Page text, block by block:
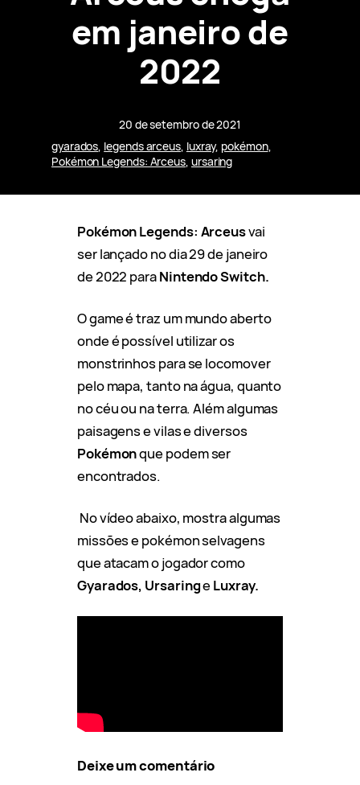
em janeiro de
2022
20 de setembro de 2021
gyarados, legends arceus, luxray, pokémon
Pokémon Legends: Arceus, ursaring
Pokémon Legends: Arceusvai
ser lançado no dia 29 de janeiro
de 2022 paraNintendo Switch.
O game é traz um mundo aberto
onde é possível utilizar os
monstrinhos para se locomover
pelo mapa, tanto na água, quanto
no céu ou na terra. Além algumas
paisagens e vilas e diversos
Pokémonque podem ser
encontrados.
No vídeo abaixo, mostra algumas
missões e pokémon selvagens
que atacam o jogador como
Gyarados, UrsaringeLuxray.
Deixe um comentário